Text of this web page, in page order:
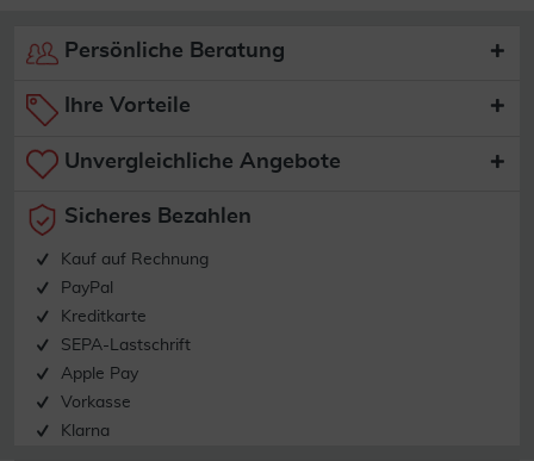
Persönliche Beratung
Ihre Vorteile
Unvergleichliche Angebote
Sicheres Bezahlen
Kauf auf Rechnung
PayPal
Kreditkarte
SEPA-Lastschrift
Apple Pay
Vorkasse
Klarna